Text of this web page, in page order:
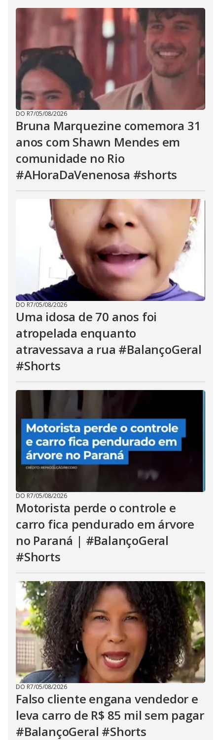
DO R7/05/08/2026
Bruna Marquezine comemora 31
anos com Shawn Mendes em
comunidade no Rio
#AHoraDaVenenosa #shorts
DO R7/05/08/2026
Uma idosa de 70 anos foi
atropelada enquanto
atravessava a rua #BalançoGeral
#Shorts
DO R7/05/08/2026
Motorista perde o controle e
carro fica pendurado em árvore
no Paraná | #BalançoGeral
#Shorts
DO R7/05/08/2026
Falso cliente engana vendedor e
leva carro de R$ 85 mil sem pagar
#BalançoGeral #Shorts